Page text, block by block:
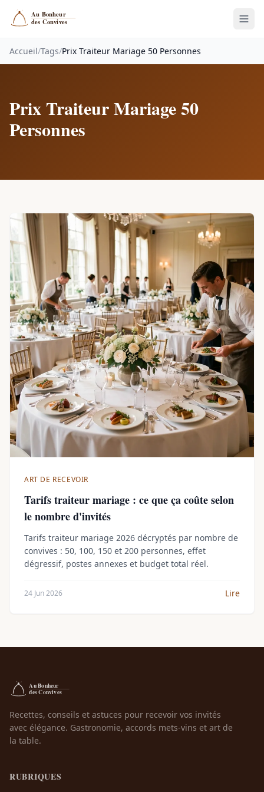
Accueil/Tags/Prix Traiteur Mariage 50 Personnes
Prix Traiteur Mariage 50
Personnes
ART DE RECEVOIR
Tarifs traiteur mariage : ce que ça coûte selon
le nombre d'invités
Tarifs traiteur mariage 2026 décryptés par nombre de
convives : 50, 100, 150 et 200 personnes, effet
dégressif, postes annexes et budget total réel.
24 Jun 2026 Lire
Recettes, conseils et astuces pour recevoir vos invités
avec élégance. Gastronomie, accords mets-vins et art de
la table.
RUBRIQUES